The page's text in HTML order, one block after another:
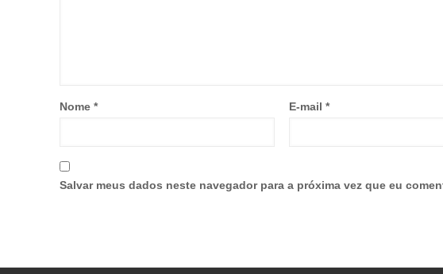
Nome * E-mail *
Salvar meus dados neste navegador para a próxima vez que eu